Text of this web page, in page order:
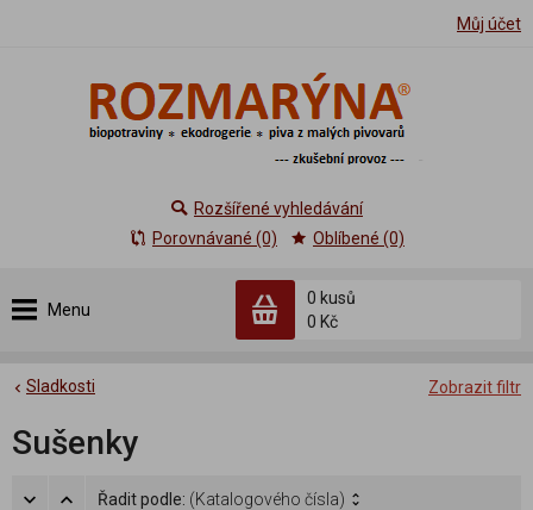
Můj účet
Menu
0 kusů
0 Kč
Rozšířené vyhledávání
Porovnávané (0)
Oblíbené (0)
Zobrazit filtr
Sladkosti
Sušenky
Řadit podle: (Katalogového čísla)